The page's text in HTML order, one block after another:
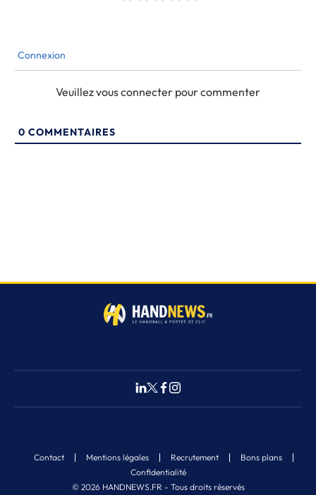
Connexion
Veuillez vous connecter pour commenter
0 COMMENTAIRES
© 2026 HANDNEWS.FR - Tous droits réservés
Contact Mentions légales Recrutement
Bons plans
Confidentialité